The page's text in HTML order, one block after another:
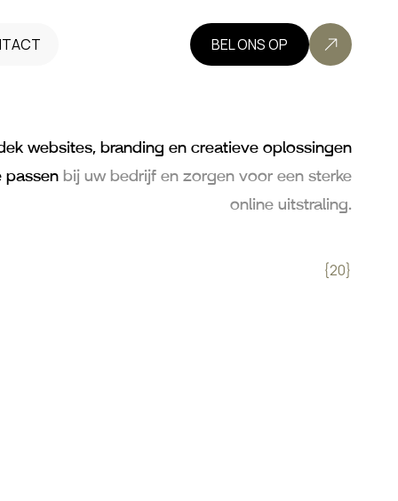
BEL ONS OP
websites, branding en creatieve oplossingen
passen bij uw bedrijf en zorgen voor een sterke
online uitstraling.
{20}